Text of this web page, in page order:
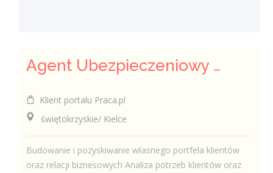
Agent Ubezpieczeniowy / Agentka Ubezpieczeniowa
Klient portalu Praca.pl
świętokrzyskie/ Kielce
Budowanie i pozyskiwanie własnego portfela klientów
oraz relacji biznesowych Analiza potrzeb klientów oraz